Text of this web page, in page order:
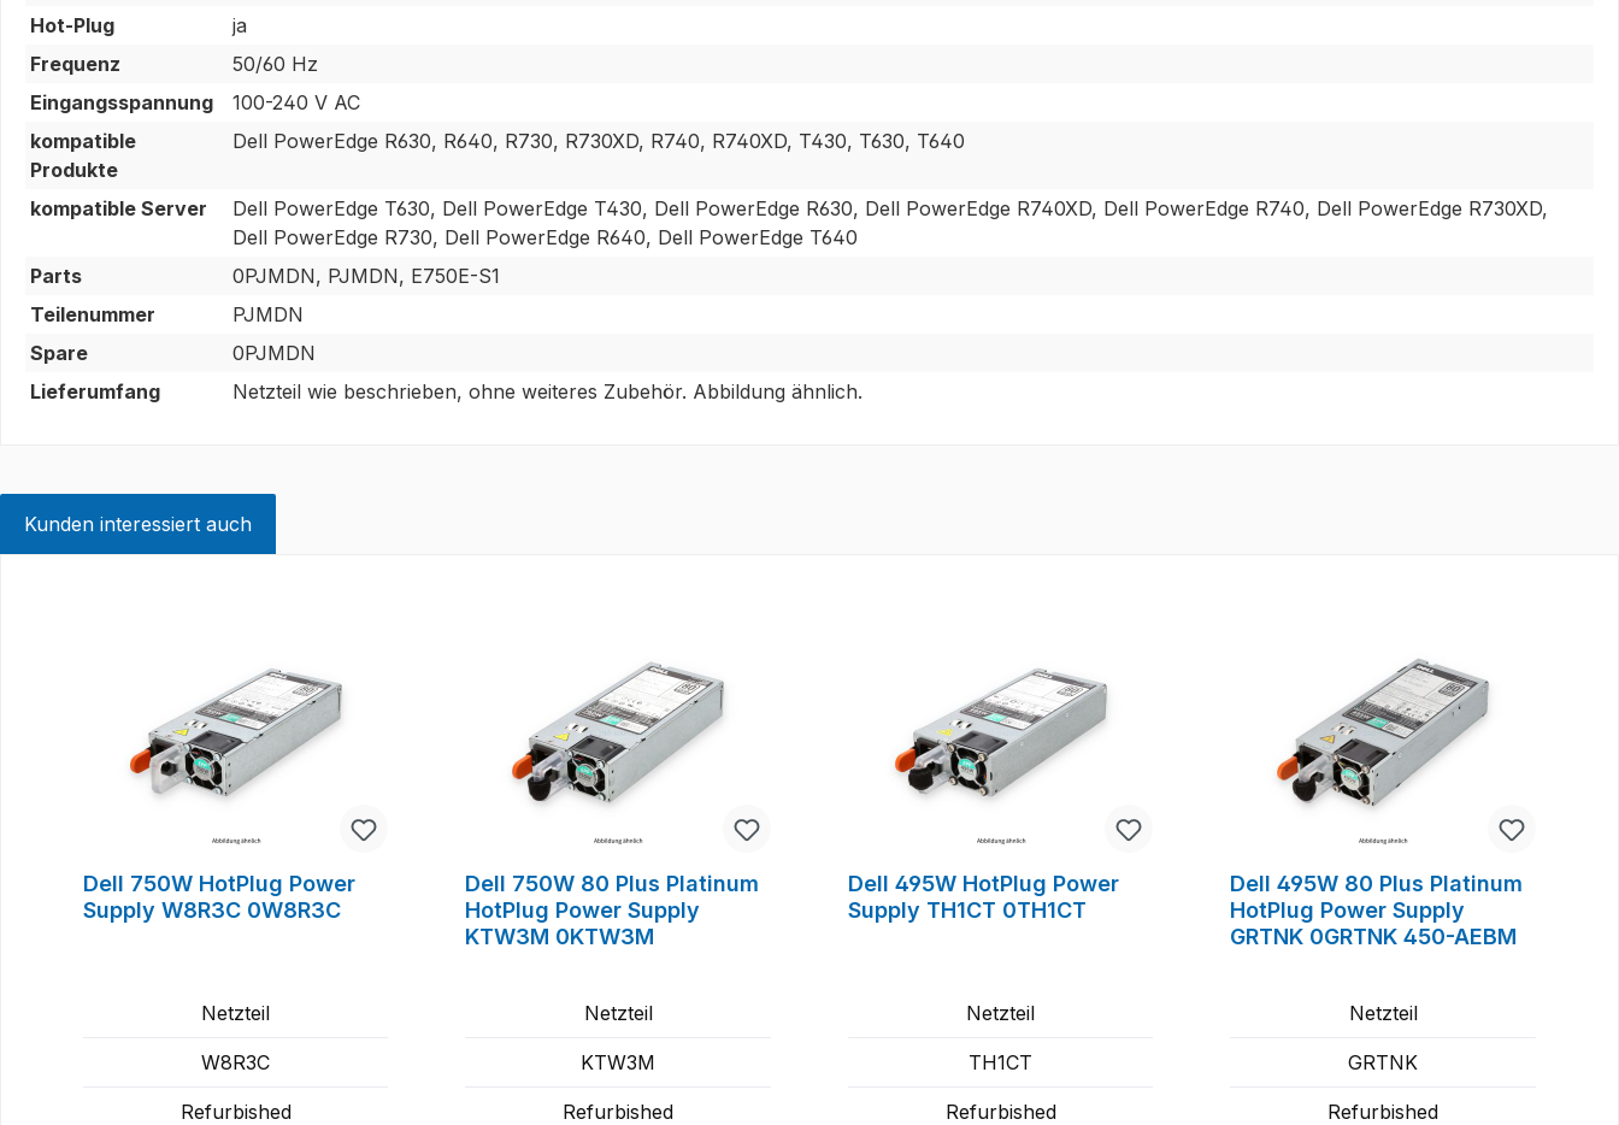
Hot-Plug
ja
Frequenz
50/60 Hz
Eingangsspannung
100-240 V AC
kompatible
Produkte
Dell PowerEdge R630, R640, R730, R730XD, R740, R740XD, T430, T630, T640
kompatible Server
Dell PowerEdge T630, Dell PowerEdge T430, Dell PowerEdge R630, Dell PowerEdge R740XD, Dell PowerEdge R740, Dell PowerEdge R730XD,
Dell PowerEdge R730, Dell PowerEdge R640, Dell PowerEdge T640
Parts
0PJMDN, PJMDN, E750E-S1
Teilenummer
PJMDN
Spare
0PJMDN
Lieferumfang
Netzteil wie beschrieben, ohne weiteres Zubehör. Abbildung ähnlich.
Kunden interessiert auch
Dell 750W HotPlug Power
Supply W8R3C 0W8R3C
Netzteil
W8R3C
Refurbished
Dell 750W 80 Plus Platinum
HotPlug Power Supply
KTW3M 0KTW3M
Netzteil
KTW3M
Refurbished
Dell 495W HotPlug Power
Supply TH1CT 0TH1CT
Netzteil
TH1CT
Refurbished
Dell 495W 80 Plus Platinum
HotPlug Power Supply
GRTNK 0GRTNK 450-AEBM
Netzteil
GRTNK
Refurbished